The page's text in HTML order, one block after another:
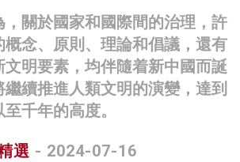
關於國家和國際間的治理，許
概念、原則、理論和倡議，還有
明要素，均伴隨着新中國而誕
續推進人類文明的演變，達到
千年的高度。
選 - 2024-07-16